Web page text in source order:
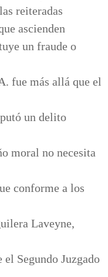
reiteradas
ascienden
un fraude o
fue más allá que el
un delito
moral no necesita
conforme a los
Laveyne,
el Segundo Juzgado